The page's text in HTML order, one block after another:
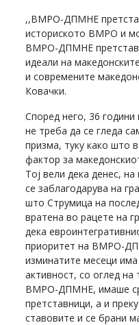
,,ВМРО-ДПМНЕ
историското ВМРО и
ВМРО-ДПМНЕ
идеали на
и современите
Ковачки.
Според него, 36
не треба да се гледа
призма, туку како што
фактор за
Тој вели дека денес,
се заблагодарува на
што Струмица на
вратена во рацете на
дека
приоритет на ВМРО-
изминатите месеци
активност, со оглед
ВМРО-ДПМНЕ, имаше
претставници, а и
ставовите и се брани